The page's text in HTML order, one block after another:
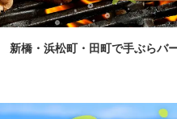
新橋・浜松町・田町で手ぶらバ